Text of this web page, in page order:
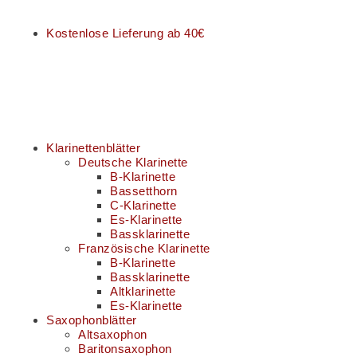
Kostenlose Lieferung ab 40€
Klarinettenblätter
Deutsche Klarinette
B-Klarinette
Bassetthorn
C-Klarinette
Es-Klarinette
Bassklarinette
Französische Klarinette
B-Klarinette
Bassklarinette
Altklarinette
Es-Klarinette
Saxophonblätter
Altsaxophon
Baritonsaxophon